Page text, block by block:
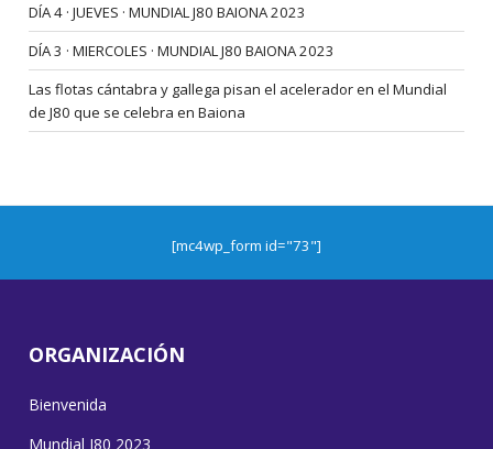
DÍA 4 · JUEVES · MUNDIAL J80 BAIONA 2023
DÍA 3 · MIERCOLES · MUNDIAL J80 BAIONA 2023
Las flotas cántabra y gallega pisan el acelerador en el Mundial
de J80 que se celebra en Baiona
[mc4wp_form id="73"]
ORGANIZACIÓN
Bienvenida
Mundial J80 2023